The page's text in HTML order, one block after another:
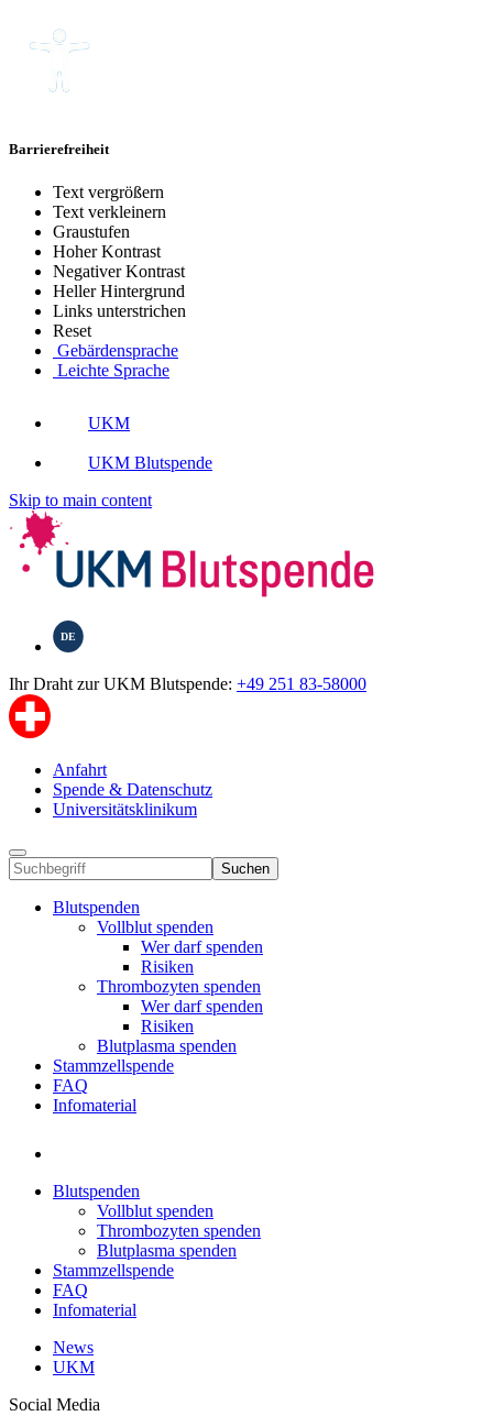
Barrierefreiheit
Text vergrößern
Text verkleinern
Graustufen
Hoher Kontrast
Negativer Kontrast
Heller Hintergrund
Links unterstrichen
Reset
Gebärdensprache
Leichte Sprache
UKM
UKM Blutspende
Skip to main content
DE
Ihr Draht zur UKM Blutspende: +49 251 83-58000
Anfahrt
Spende & Datenschutz
Universitätsklinikum
Suchen
Blutspenden
Vollblut spenden
Wer darf spenden
Risiken
Thrombozyten spenden
Wer darf spenden
Risiken
Blutplasma spenden
Stammzellspende
FAQ
Infomaterial
Blutspenden
Vollblut spenden
Thrombozyten spenden
Blutplasma spenden
Stammzellspende
FAQ
Infomaterial
News
UKM
Social Media